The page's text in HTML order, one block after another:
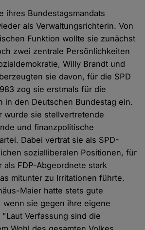
ihres Bundestagsmandats
als Verwaltungsrichterin. Von
Funktion wollte sie zunächst
zwei zentrale Persönlichkeiten
Willy Brandt und
sie davon, für die SPD
zog sie erstmals für die
in den Deutschen Bundestag ein.
wurde sie stellvertretende
und finanzpolitische
Dabei vertrat sie als SPD-
sozialliberalen Positionen, für
als FDP-Abgeordnete stark
mitunter zu Irritationen führte.
Maier hatte stets gute
wenn sie gegen ihre eigene
"Laut Verfassung sind die